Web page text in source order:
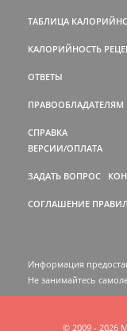
ТАБЛИЦА
КАЛОРИЙНОСТЬ
ОТВЕТЫ
ПРАВООБЛАДАТЕЛЯМ
СПРАВКА
ВЕРСИИ/ОПЛАТА
ЗАДАТЬ ВОПРОС
СОГЛАШЕНИЕ
Информация
Не занимайтесь
© 2009 - 2026